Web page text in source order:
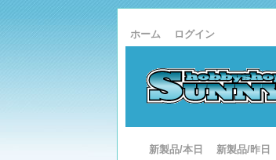
ホーム ログイン
新製品/本日 新製品/昨日